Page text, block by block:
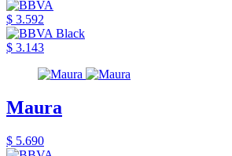
$ 3.592
$ 3.143
Maura
$ 5.690